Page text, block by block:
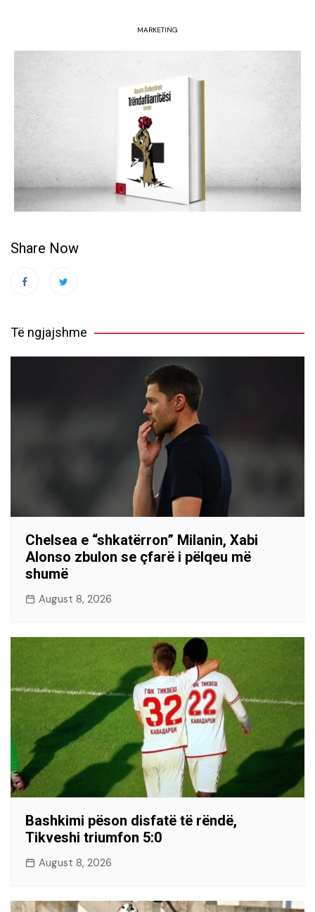
MARKETING
Share Now
Të ngjajshme
Chelsea e “shkatërron” Milanin, Xabi
Alonso zbulon se çfarë i pëlqeu më
shumë
August 8, 2026
Bashkimi pëson disfatë të rëndë,
Tikveshi triumfon 5:0
August 8, 2026